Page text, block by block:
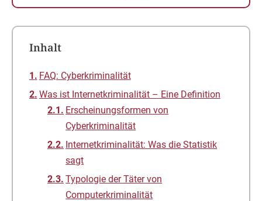
Inhalt
FAQ: Cyberkriminalität
Was ist Internetkriminalität – Eine Definition
Erscheinungsformen von
Cyberkriminalität
Internetkriminalität: Was die Statistik
sagt
Typologie der Täter von
Computerkriminalität